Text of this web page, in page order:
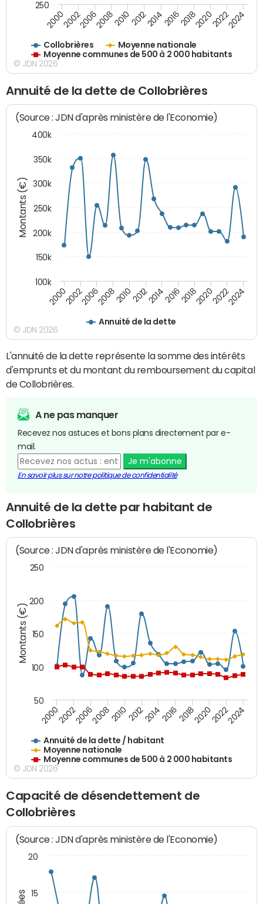
Collobrières
Moyenne nationale
Moyenne communes de 500 à 2 000 habitants
200020022006200820102012201420162018202020222024
250
© JDN 2026
Annuité de la dette de Collobrières
Montants (€)
(Source : JDN d'après ministère de l'Economie)
Annuité de la dette
200020022006200820102012201420162018202020222024
100k
150k
200k
250k
300k
350k
400k
© JDN 2026
L'annuité de la dette représente la somme des intérêts
d'emprunts et du montant du remboursement du capital
de Collobrières.
A ne pas manquer
Recevez nos astuces et bons plans directement par e-
mail.
Je m'abonne
En savoir plus sur notre politique de confidentialité
Annuité de la dette par habitant de
Collobrières
Montants (€)
(Source : JDN d'après ministère de l'Economie)
Annuité de la dette / habitant
Moyenne nationale
Moyenne communes de 500 à 2 000 habitants
200020022006200820102012201420162018202020222024
50
100
150
200
250
© JDN 2026
Capacité de désendettement de
Collobrières
(Source : JDN d'après ministère de l'Economie)
15
20